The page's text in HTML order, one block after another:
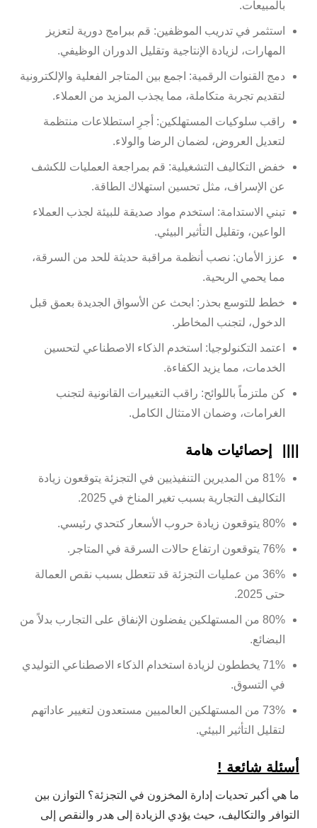
بالمبيعات.
استثمر في تدريب الموظفين: قم ببرامج دورية لتعزيز
المهارات، لزيادة الإنتاجية وتقليل الدوران الوظيفي.
دمج القنوات الرقمية: اجمع بين المتاجر الفعلية والإلكترونية
لتقديم تجربة متكاملة، مما يجذب المزيد من العملاء.
راقب سلوكيات المستهلكين: أجرِ استطلاعات منتظمة
لتعديل العروض، لضمان الرضا والولاء.
خفض التكاليف التشغيلية: قم بمراجعة العمليات للكشف
عن الإسراف، مثل تحسين استهلاك الطاقة.
تبني الاستدامة: استخدم مواد صديقة للبيئة لجذب العملاء
الواعين، وتقليل التأثير البيئي.
عزز الأمان: نصب أنظمة مراقبة حديثة للحد من السرقة،
مما يحمي الربحية.
خطط للتوسع بحذر: ابحث عن الأسواق الجديدة بعمق قبل
الدخول، لتجنب المخاطر.
اعتمد التكنولوجيا: استخدم الذكاء الاصطناعي لتحسين
الخدمات، مما يزيد الكفاءة.
كن ملتزماً باللوائح: راقب التغييرات القانونية لتجنب
الغرامات، وضمان الامتثال الكامل.
إحصائيات هامة
81% من المديرين التنفيذيين في التجزئة يتوقعون زيادة
التكاليف التجارية بسبب تغير المناخ في 2025.
80% يتوقعون زيادة حروب الأسعار كتحدي رئيسي.
76% يتوقعون ارتفاع حالات السرقة في المتاجر.
36% من عمليات التجزئة قد تتعطل بسبب نقص العمالة
حتى 2025.
80% من المستهلكين يفضلون الإنفاق على التجارب بدلاً من
البضائع.
71% يخططون لزيادة استخدام الذكاء الاصطناعي التوليدي
في التسوق.
73% من المستهلكين العالميين مستعدون لتغيير عاداتهم
لتقليل التأثير البيئي.
أسئلة شائعة !
ما هي أكبر تحديات إدارة المخزون في التجزئة؟ التوازن بين
التوافر والتكاليف، حيث يؤدي الزيادة إلى هدر والنقص إلى